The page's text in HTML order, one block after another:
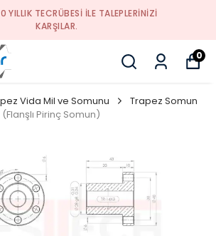
YILLIK TECRÜBESI ILE TALEPLERINIZI
KARŞILAR.
0
Vida Mil ve Somunu
Trapez Somun
(Flanşlı Pirinç Somun)